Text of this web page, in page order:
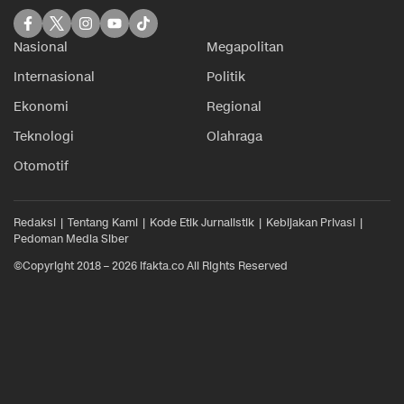
Nasional
Megapolitan
Internasional
Politik
Ekonomi
Regional
Teknologi
Olahraga
Otomotif
Redaksi Tentang Kami Kode Etik Jurnalistik
Kebijakan Privasi
Pedoman Media Siber
©Copyright 2018 – 2026 ifakta.co All Rights Reserved